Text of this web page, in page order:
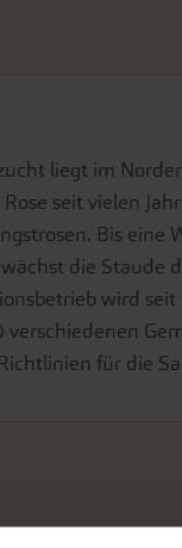
liegt im
seit vielen
Bis eine
die Staude
wird
für die